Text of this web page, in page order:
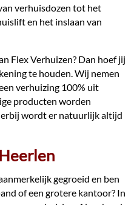
verhuisdozen tot het
en het inslaan van
Flex Verhuizen? Dan hoef jij
te houden. Wij nemen
verhuizing 100% uit
producten worden
wordt er natuurlijk altijd
gegroeid en ben
of een grotere kantoor? In